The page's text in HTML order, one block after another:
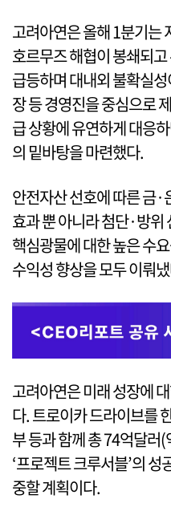
고려아연은 올해 1분기는
호르무즈 해협이 봉쇄되
급등하며 대내외 불확실
장 등 경영진을 중심으로
급 상황에 유연하게 대응
의 밑바탕을 마련했다.
안전자산 선호에 따른 금·
효과 뿐 아니라 첨단·방위
핵심광물에 대한 높은 수
수익성 향상을 모두 이뤄
고려아연은 미래 성장에
다. 트로이카 드라이브를
부 등과 함께 총 74억달러
‘프로젝트 크루서블’의
중할 계획이다.